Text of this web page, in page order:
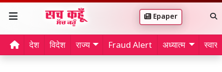
Epaper
देश विदेश राज्य Fraud Alert अध्यात्म